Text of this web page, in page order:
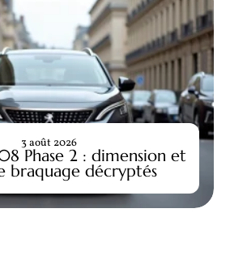
Phase 2 : dimension et
braquage décryptés
3 août 2026